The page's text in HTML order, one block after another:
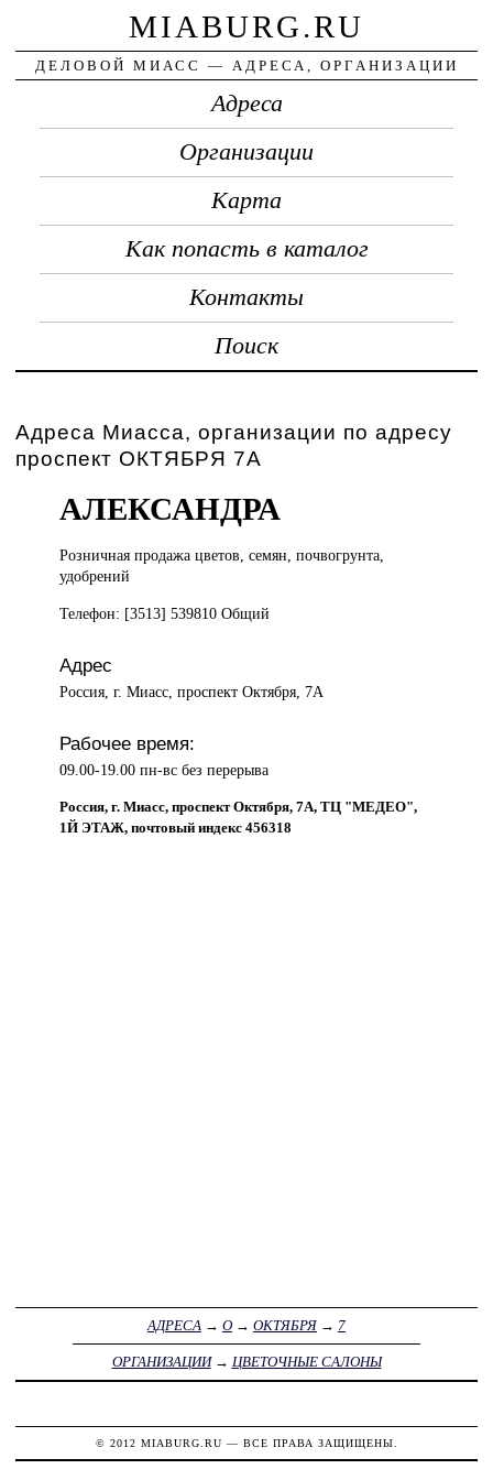
MIABURG.RU
ДЕЛОВОЙ МИАСС — АДРЕСА, ОРГАНИЗАЦИИ
Адреса
Организации
Карта
Как попасть в каталог
Контакты
Поиск
Адреса Миасса, организации по адресу
проспект ОКТЯБРЯ 7А
АЛЕКСАНДРА
Розничная продажацветов, семян, почвогрунта,
удобрений
Телефон: [3513] 539810 Общий
Адрес
Россия, г. Миасс, проспект Октября, 7А
Рабочее время:
09.00-19.00 пн-вс без перерыва
Россия, г. Миасс, проспект Октября, 7А, ТЦ "МЕДЕО",
1Й ЭТАЖ, почтовый индекс 456318
АДРЕСА → О → ОКТЯБРЯ → 7
ОРГАНИЗАЦИИ→ ЦВЕТОЧНЫЕ САЛОНЫ
© 2012 MIABURG.RU — ВСЕ ПРАВА ЗАЩИЩЕНЫ.